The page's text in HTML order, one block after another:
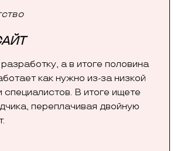
а в итоге половина
как нужно из-за низкой
специалистов. В итоге ищете
переплачивая двойную